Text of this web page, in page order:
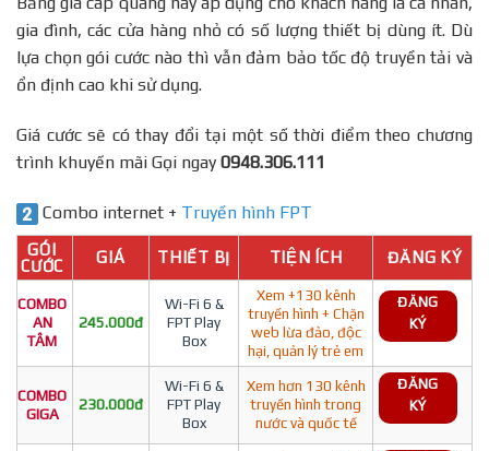
gia đình, các cửa hàng nhỏ có số lượng thiết bị dùng ít. Dù
lựa chọn gói cước nào thì vẫn đảm bảo tốc độ truyền tải và
ổn định cao khi sử dụng.
Giá cước sẽ có thay đổi tại một số thời điểm theo chương
trình khuyến mãi Gọi ngay 0948.306.111
Combo internet + Truyền hình FPT
GÓI
CƯỚC
GIÁ THIẾT BỊ TIỆN ÍCH ĐĂNG KÝ
COMBO
AN
TÂM
245.000đ
Wi-Fi 6 &
FPT Play
Box
Xem +130 kênh
truyền hình + Chặn
web lừa đảo, độc
hại, quản lý trẻ em
ĐĂNG
KÝ
COMBO
GIGA
230.000đ
Wi-Fi 6 &
FPT Play
Box
Xem hơn 130 kênh
truyền hình trong
nước và quốc tế
ĐĂNG
KÝ